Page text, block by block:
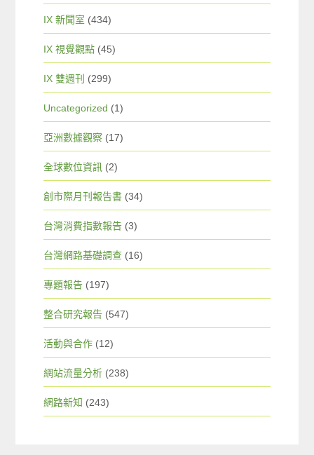
IX 新聞室 (434)
IX 視覺觀點 (45)
IX 雙週刊 (299)
Uncategorized (1)
亞洲數據觀察 (17)
全球數位資訊 (2)
創市際月刊報告書 (34)
台灣消費指數報告 (3)
台灣網路基礎調查 (16)
專題報告 (197)
整合研究報告 (547)
活動與合作 (12)
網站流量分析 (238)
網路新知 (243)